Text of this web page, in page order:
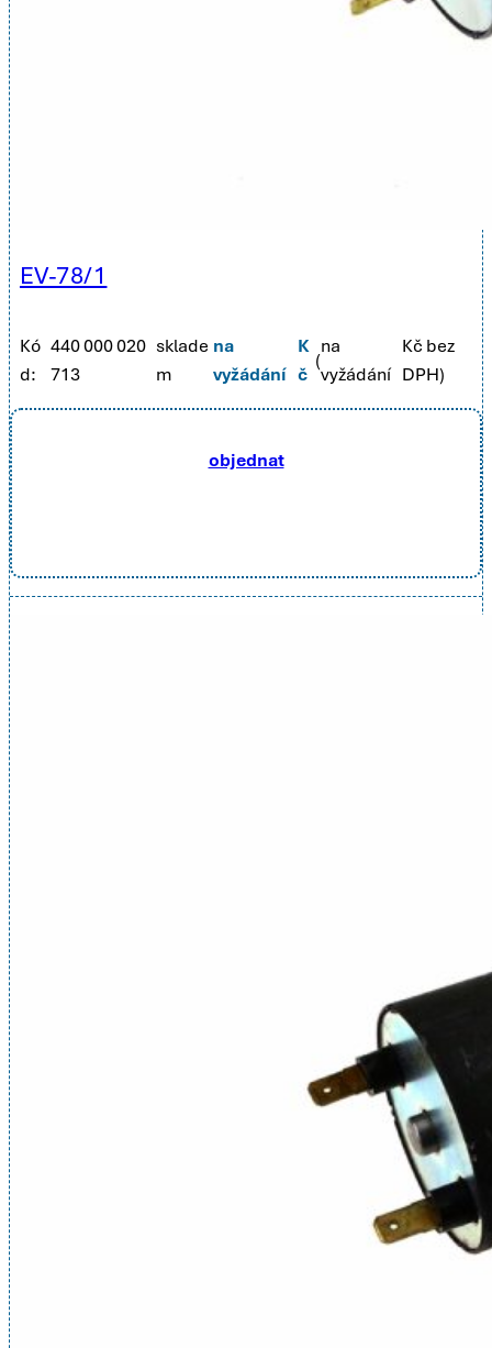
EV-78/1
Kó
d:
440 000 020
713
sklade
m
na
vyžádání
K
č
(
na
vyžádání
Kč bez
DPH)
objednat